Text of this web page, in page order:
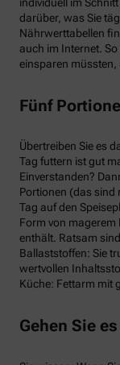
individuell im
darüber, was Sie
Nährwerttabellen
auch im Internet.
einsparen müssten,
Fünf
Übertreiben Sie es
Tag futtern ist gut
Einverstanden?
Portionen (das sind
Tag auf den
Form von
enthält. Ratsam
Ballaststoffen: Sie
wertvollen
Küche: Fettarm mit
Gehen Sie